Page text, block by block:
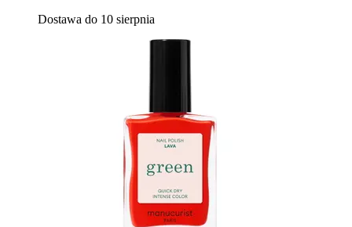
Dostawa do 10 sierpnia